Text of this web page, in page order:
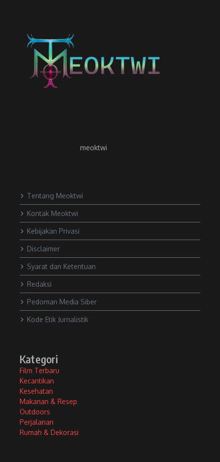
meoktwi
Tentang Meoktwi
Kontak Meoktwi
Kebijakan Privasi
Disclaimer
Syarat dan Ketentuan
Redaksi
Pedoman Media Siber
Kode Etik Jurnalistik
Kategori
Film Terbaru
Kecantikan
Kesehatan
Makanan & Resep
Outdoors
Perjalanan
Rumah & Dekorasi